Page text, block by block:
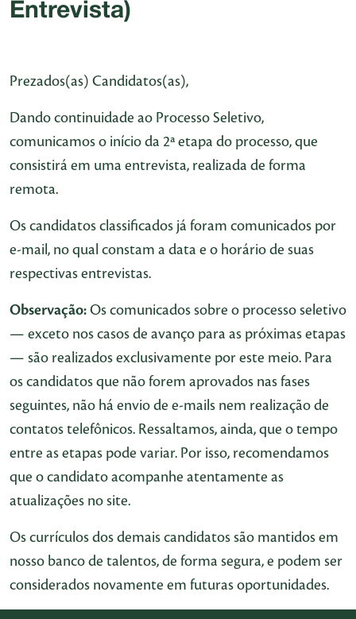
Entrevista)
Prezados(as) Candidatos(as),
Dando continuidade ao Processo Seletivo,
comunicamos o início da 2ª etapa do processo, que
consistirá em uma entrevista, realizada de forma
remota.
Os candidatos classificados já foram comunicados por
e-mail, no qual constam a data e o horário de suas
respectivas entrevistas.
Observação: Os comunicados sobre o processo seletivo
— exceto nos casos de avanço para as próximas etapas
— são realizados exclusivamente por este meio. Para
os candidatos que não forem aprovados nas fases
seguintes, não há envio de e-mails nem realização de
contatos telefônicos. Ressaltamos, ainda, que o tempo
entre as etapas pode variar. Por isso, recomendamos
que o candidato acompanhe atentamente as
atualizações no site.
Os currículos dos demais candidatos são mantidos em
nosso banco de talentos, de forma segura, e podem ser
considerados novamente em futuras oportunidades.